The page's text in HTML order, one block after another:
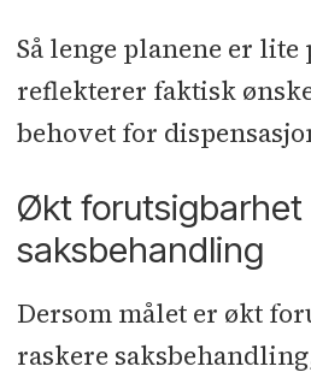
Så lenge planene er
reflekterer faktisk
behovet for
Økt forutsigbarhet
saksbehandling
Dersom målet er økt
raskere